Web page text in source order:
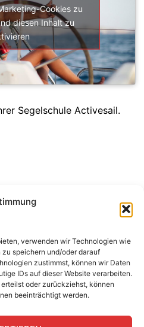
verwenden wir Technologien wie
speichern und/oder darauf
zustimmst, können wir Daten
IDs auf dieser Website verarbeiten.
oder zurückziehst, können
beeinträchtigt werden.
Cookies zu
diesen Inhalt zu
Segelschule Activesail.